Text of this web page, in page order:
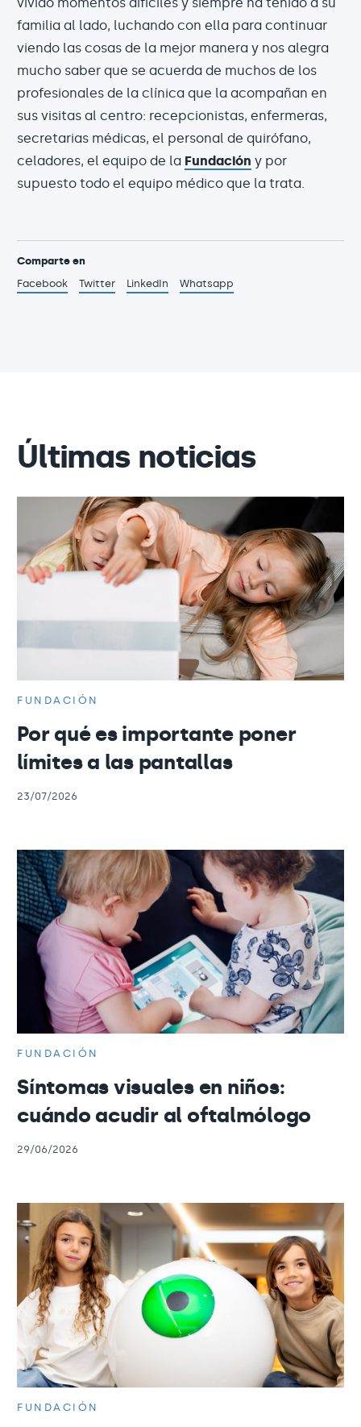
familia al lado, luchando con ella para continuar
viendo las cosas de la mejor manera y nos alegra
mucho saber que se acuerda de muchos de los
profesionales de la clínica que la acompañan en
sus visitas al centro: recepcionistas, enfermeras,
secretarias médicas, el personal de quirófano,
celadores, el equipo de la Fundación y por
supuesto todo el equipo médico que la trata.
Comparte en
Facebook
Twitter LinkedIn Whatsapp
Últimas noticias
FUNDACIÓN
Por qué es importante poner
límites a las pantallas
23/07/2026
FUNDACIÓN
Síntomas visuales en niños:
cuándo acudir al oftalmólogo
29/06/2026
FUNDACIÓN